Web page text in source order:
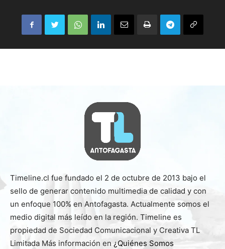
Timeline.cl fue fundado el 2 de octubre de 2013 bajo el
sello de generar contenido multimedia de calidad y con
un enfoque 100% en Antofagasta. Actualmente somos el
medio digital más leído en la región. Timeline es
propiedad de Sociedad Comunicacional y Creativa TL
Limitada Más información en ¿Quiénes Somos